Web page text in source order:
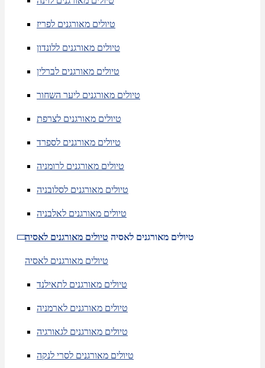
טיולים מאורגנים לפריז
טיולים מאורגנים ללונדון
טיולים מאורגנים לברלין
טיולים מאורגנים ליער השחור
טיולים מאורגנים לצרפת
טיולים מאורגנים לספרד
טיולים מאורגנים לרומניה
טיולים מאורגנים לסלובניה
טיולים מאורגנים לאלבניה
טיולים מאורגנים לאסיה טיולים מאורגנים לאסיה
טיולים מאורגנים לאסיה
טיולים מאורגנים לתאילנד
טיולים מאורגנים לארמניה
טיולים מאורגנים לגאורגיה
טיולים מאורגנים לסרי לנקה